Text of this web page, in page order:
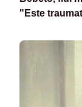
"Este